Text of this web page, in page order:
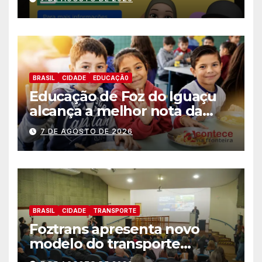
BRASIL CIDADE EDUCAÇÃ0
Educação de Foz do Iguaçu
alcança a melhor nota da
história no IDEB
7 DE AGOSTO DE 2026
BRASIL CIDADE TRANSPORTE
Foztrans apresenta novo
modelo do transporte
coletivo em audiência